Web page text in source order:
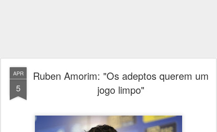
APR
5
Ruben Amorim: "Os adeptos querem um
jogo limpo"